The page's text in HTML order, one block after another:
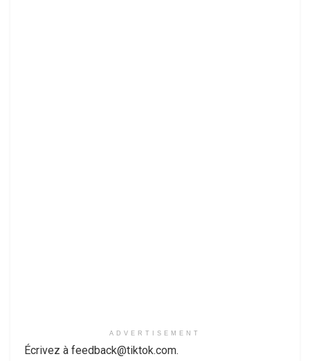
ADVERTISEMENT
Écrivez à feedback@tiktok.com.